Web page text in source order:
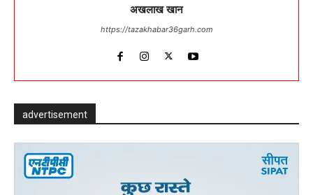
अखलाख खान
https://tazakhabar36garh.com
advertisement